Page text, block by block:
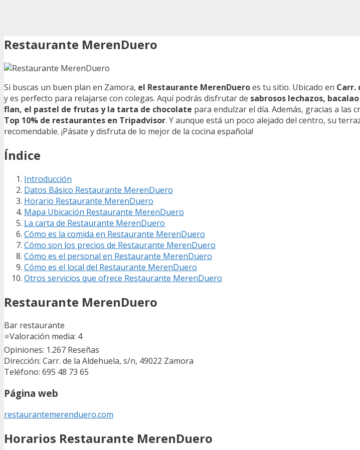
Restaurante MerenDuero
Si buscas un buen plan en Zamora, el Restaurante MerenDueroes tu sitio. Ubicado en Carr.
y es perfecto para relajarse con colegas. Aquí podrás disfrutar de sabrosos lechazos,
flan, el pastel de frutas y la tarta de chocolate para endulzar el día. Además, gracias a
Top 10% de restaurantes en Tripadvisor. Y aunque está un poco alejado del centro, su
recomendable. ¡Pásate y disfruta de lo mejor de la cocina española!
Índice
Introducción
Datos Básico Restaurante MerenDuero
Horario Restaurante MerenDuero
Mapa Ubicación Restaurante MerenDuero
La carta de Restaurante MerenDuero
Cómo es la comida en Restaurante MerenDuero
Cómo son los precios de Restaurante MerenDuero
Cómo es el personal en Restaurante MerenDuero
Cómo es el local del Restaurante MerenDuero
Otros servicios que ofrece Restaurante MerenDuero
Restaurante MerenDuero
Bar restaurante
⭐Valoración media: 4
Opiniones: 1.267 Reseñas
Dirección: Carr. de la Aldehuela, s/n, 49022 Zamora
Teléfono: 695 48 73 65
Página web
restaurantemerenduero.com
Horarios Restaurante MerenDuero